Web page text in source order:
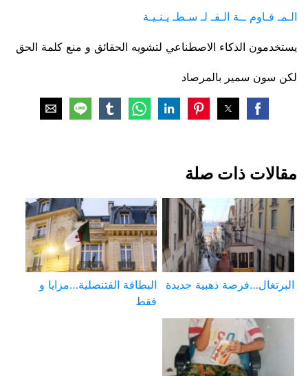
الـمـ قـاوم ــة الـفـ لـ سـطـ يـنـيـة
يستخدمون الذكاء الاصطناعي لتشويه الحقائق و منع كلمة الحق
لكن سون سمير بالمرصاد
مقالات ذات صلة
البرتغال…فرصة ذهبية جديدة
البطاقة القتنصلية…مزايا و
فقط